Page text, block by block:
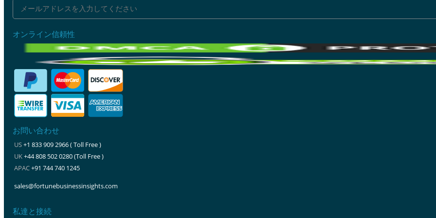
オンライン信頼性
お問い合わせ
US+1 833 909 2966 ( Toll Free )
UK+44 808 502 0280 (Toll Free )
APAC+91 744 740 1245
sales@fortunebusinessinsights.com
私達と接続